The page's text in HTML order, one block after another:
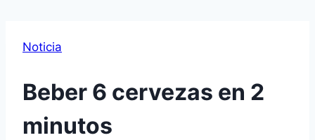
Noticia
Beber 6 cervezas en 2
minutos